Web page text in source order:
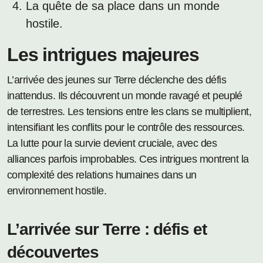
La quête de sa place dans un monde
hostile.
Les intrigues majeures
L’arrivée des jeunes sur Terre déclenche des défis
inattendus. Ils découvrent un monde ravagé et peuplé
de terrestres. Les tensions entre les clans se multiplient,
intensifiant les conflits pour le contrôle des ressources.
La lutte pour la survie devient cruciale, avec des
alliances parfois improbables. Ces intrigues montrent la
complexité des relations humaines dans un
environnement hostile.
L’arrivée sur Terre : défis et
découvertes